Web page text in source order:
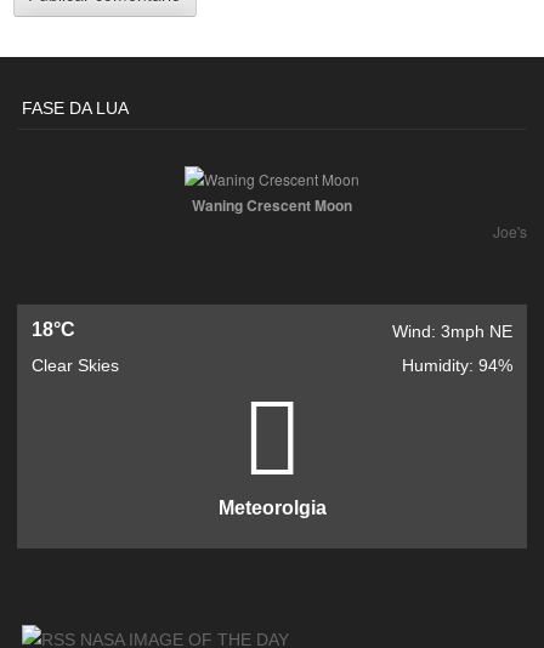
FASE DA LUA
Waning Crescent Moon
Joe's
18°C
Wind: 3mph NE
Clear Skies
Humidity: 94%
Meteorolgia
NASA IMAGE OF THE DAY